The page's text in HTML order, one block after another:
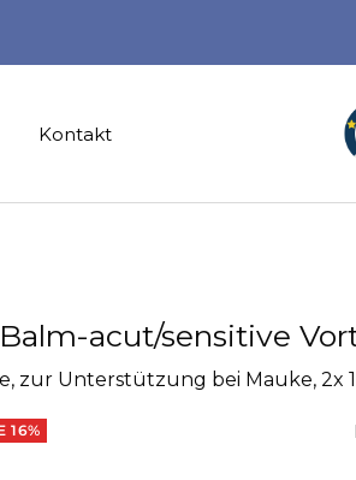
Kontakt
acut/sensitive
zur Unterstützung bei Mauke, 2x
16%